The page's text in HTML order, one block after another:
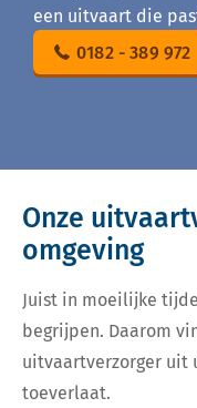
een uitvaart die
0182 - 389 972
Onze
omgeving
Juist in moeilijke
begrijpen. Daarom
uitvaartverzorger uit
toeverlaat.